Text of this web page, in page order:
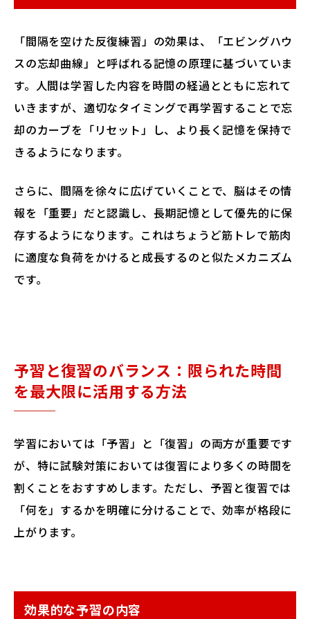
「間隔を空けた反復練習」の効果は、「エビングハウ
スの忘却曲線」と呼ばれる記憶の原理に基づいていま
す。人間は学習した内容を時間の経過とともに忘れて
いきますが、適切なタイミングで再学習することで忘
却のカーブを「リセット」し、より長く記憶を保持で
きるようになります。
さらに、間隔を徐々に広げていくことで、脳はその情
報を「重要」だと認識し、長期記憶として優先的に保
存するようになります。これはちょうど筋トレで筋肉
に適度な負荷をかけると成長するのと似たメカニズム
です。
予習と復習のバランス：限られた時間
を最大限に活用する方法
学習においては「予習」と「復習」の両方が重要です
が、特に試験対策においては復習により多くの時間を
割くことをおすすめします。ただし、予習と復習では
「何を」するかを明確に分けることで、効率が格段に
上がります。
効果的な予習の内容